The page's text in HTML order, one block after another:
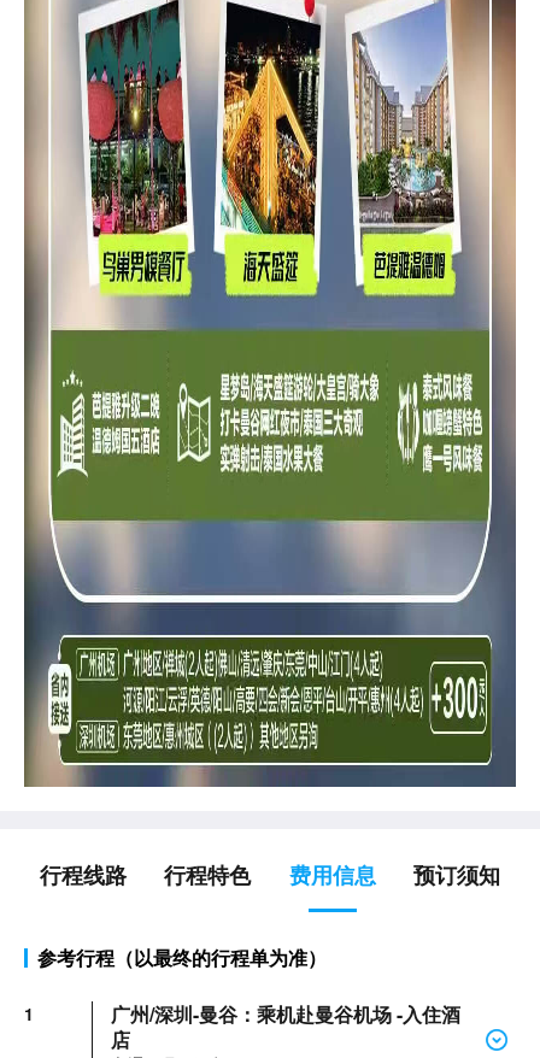
行程线路 行程特色 费用信息 预订须知
参考行程（以最终的行程单为准）
1
广州/深圳-曼谷：乘机赴曼谷机场 -入住酒
店